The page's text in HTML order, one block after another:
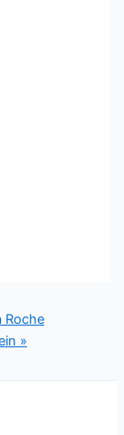
Roche
»